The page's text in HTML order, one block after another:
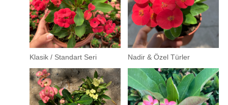
Klasik / Standart Seri Nadir & Özel Türler